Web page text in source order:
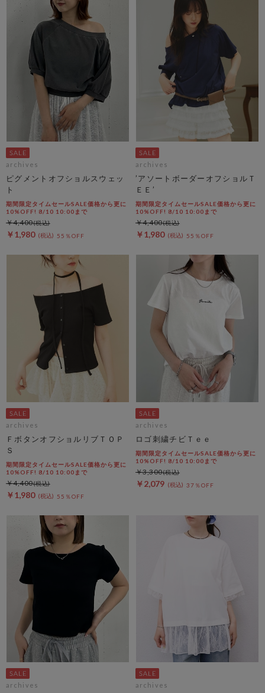
archives
ピグメントオフショルスウェッ
ト
期間限定タイムセールSALE価格から更に
10%OFF! 8/10 10:00まで
￥1,980 55％OFF
￥4,400
archives
’アソートボーダーオフショルＴ
ＥＥ’
期間限定タイムセールSALE価格から更に
10%OFF! 8/10 10:00まで
￥1,980 55％OFF
￥4,400
archives
ＦボタンオフショルリブＴＯＰ
Ｓ
期間限定タイムセールSALE価格から更に
10%OFF! 8/10 10:00まで
￥1,980 55％OFF
￥4,400
archives
ロゴ刺繍チビＴｅｅ
期間限定タイムセールSALE価格から更に
10%OFF! 8/10 10:00まで
￥2,079 37％OFF
￥3,300
archives archives